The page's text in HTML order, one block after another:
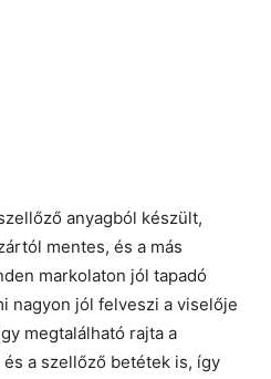
anyagból készült,
mentes, és a más
markolaton jól tapadó
nagyon jól felveszi a viselője
megtalálható rajta a
a szellőző betétek is, így